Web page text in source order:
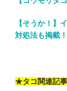
【そうか！】
対処法も掲載！
★タコ関連記